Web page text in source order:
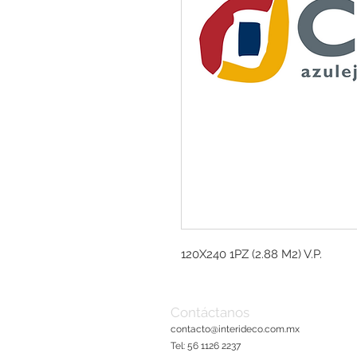
120X240 1PZ (2.88 M2) V.P.
Contáctanos
contacto@interideco.com.mx
Tel: 56 1126 2237